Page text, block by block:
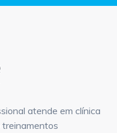
atende em clínica
treinamentos